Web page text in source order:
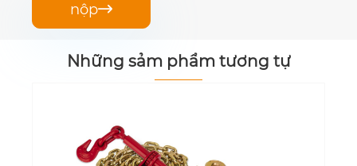
nộp
Những sảm phẩm tương tự